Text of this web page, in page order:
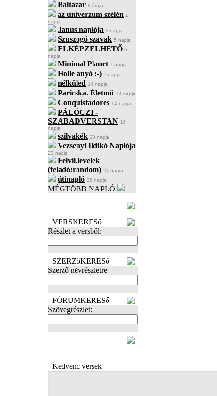
Baltazar 8 órája
az univerzum szélén 1
napja
Janus naplója 3 napja
Szuszogó szavak 5 napja
ELKÉPZELHETŐ 6
napja
Minimal Planet 7 napja
Holle anyó :-) 7 napja
nélküled 14 napja
Paricska. Életmű 14 napja
Conquistadores 14 napja
PÁLÓCZI -
SZABADVERSTAN 16
napja
szilvakék 20 napja
Vezsenyi Ildikó Naplója
23 napja
Felvil.levelek
(feladó:random) 24 napja
útinapló 28 napja
MÉGTÖBB NAPLÓ
VERSKERESő
Részlet a versből:
SZERZőKERESő
Szerző névrészletre:
FÓRUMKERESő
Szövegrészlet:
Kedvenc versek